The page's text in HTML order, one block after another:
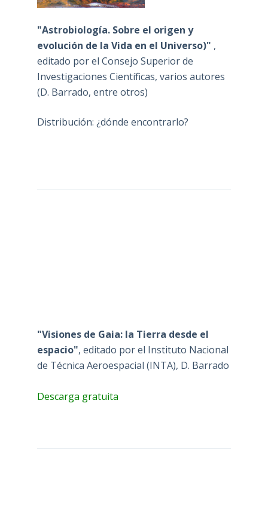
"Astrobiología. Sobre el origen y
evolución de la Vida en el Universo)" ,
editado por el Consejo Superior de
Investigaciones Científicas, varios autores
(D. Barrado, entre otros)
Distribución: ¿dónde encontrarlo?
"Visiones de Gaia: la Tierra desde el
espacio", editado por el Instituto Nacional
de Técnica Aeroespacial (INTA), D. Barrado
Descarga gratuita